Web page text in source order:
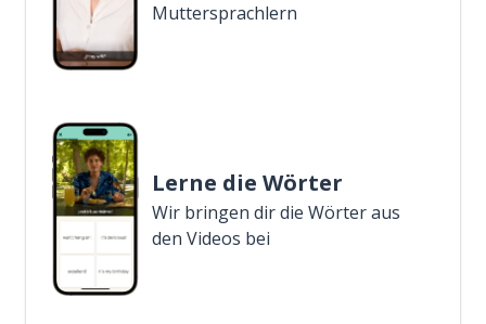
Muttersprachlern
Lerne die Wörter
Wir bringen dir die Wörter aus
den Videos bei